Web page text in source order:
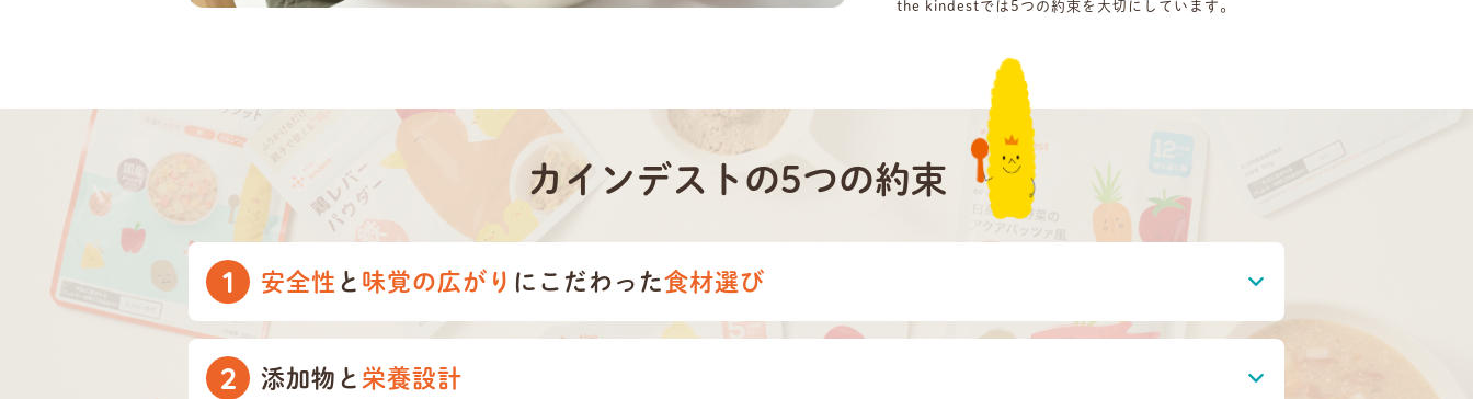
the kindestでは5つの約束を大切にしています。
カインデストの5つの約束
1 安全性 と 味覚の広がり に こだわった食材選び
2 添加物と 栄養設計